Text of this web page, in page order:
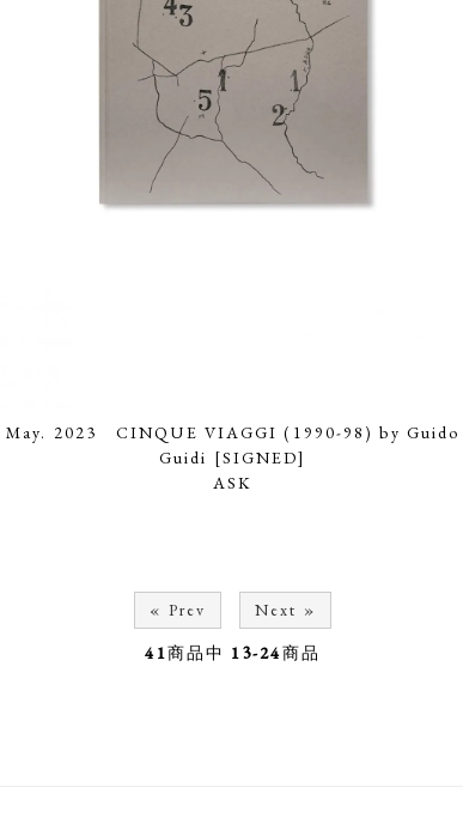
May. 2023 CINQUE VIAGGI (1990-98) by Guido
Guidi [SIGNED]
ASK
« Prev
Next »
41商品中 13-24商品